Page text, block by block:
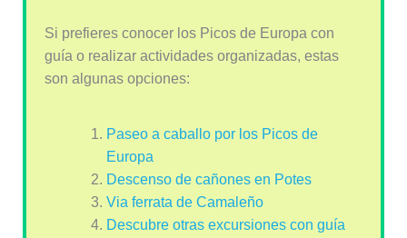
Si prefieres conocer los Picos de Europa con
guía o realizar actividades organizadas, estas
son algunas opciones:
Paseo a caballo por los Picos de
Europa
Descenso de cañones en Potes
Via ferrata de Camaleño
Descubre otras excursiones con guía